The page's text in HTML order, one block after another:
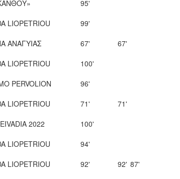
95'
LIOPETRIOU
99'
ΑΝΑΓΥΙΑΣ 67'
67'
LIOPETRIOU
100'
PERVOLION
96'
LIOPETRIOU 71'
71'
2022
100'
LIOPETRIOU
94'
LIOPETRIOU 92' 92' 87'